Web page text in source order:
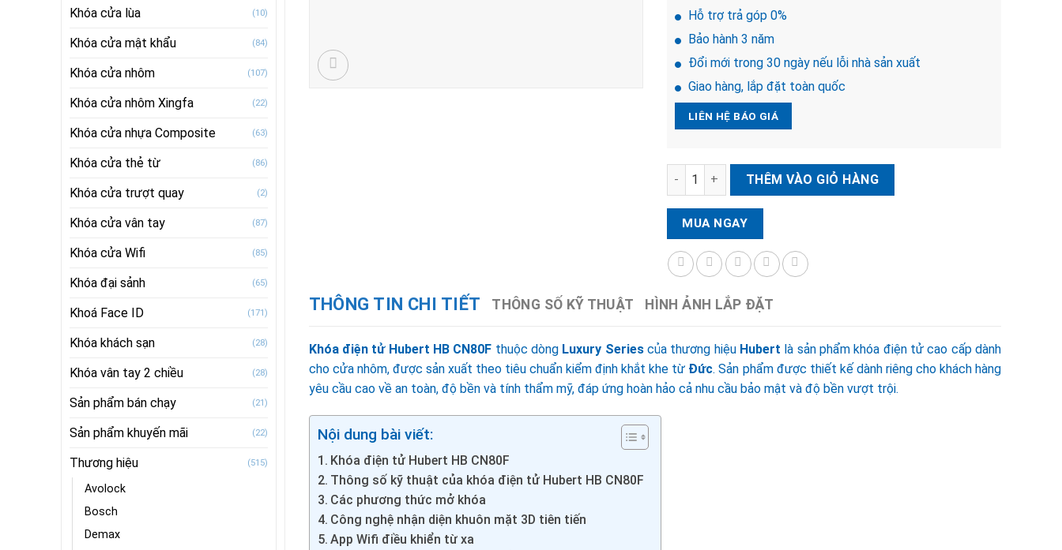
Khóa cửa lùa (10)
Khóa cửa mật khẩu (84)
Khóa cửa nhôm (107)
Khóa cửa nhôm Xingfa (22)
Khóa cửa nhựa Composite (63)
Khóa cửa thẻ từ (86)
Khóa cửa trượt quay (2)
Khóa cửa vân tay (87)
Khóa cửa Wifi (85)
Khóa đại sảnh (65)
Khoá Face ID (171)
Khóa khách sạn (28)
Khóa vân tay 2 chiều (28)
Sản phẩm bán chạy (21)
Sản phẩm khuyến mãi (22)
Thương hiệu (515)
Avolock
Bosch
Demax
Hỗ trợ trả góp 0%
Bảo hành 3 năm
Đổi mới trong 30 ngày nếu lỗi nhà sản xuất
Giao hàng, lắp đặt toàn quốc
LIÊN HỆ BÁO GIÁ
Khóa điện tử Hubert HB CN80F số lượng
THÊM VÀO GIỎ HÀNG
MUA NGAY
THÔNG TIN CHI TIẾT THÔNG SỐ KỸ THUẬT HÌNH ẢNH LẮP ĐẶT
Khóa điện tử Hubert HB CN80F thuộc dòng Luxury Seriescủa thương hiệu Hubert là sản phẩm khóa điện tử cao cấp dành
cho cửa nhôm, được sản xuất theo tiêu chuẩn kiểm định khắt khe từ Đức. Sản phẩm được thiết kế dành riêng cho khách hàng
yêu cầu cao về an toàn, độ bền và tính thẩm mỹ, đáp ứng hoàn hảo cả nhu cầu bảo mật và độ bền vượt trội.
Nội dung bài viết:
Khóa điện tử Hubert HB CN80F
Thông số kỹ thuật của khóa điện tử Hubert HB CN80F
Các phương thức mở khóa
Công nghệ nhận diện khuôn mặt 3D tiên tiến
App Wifi điều khiển từ xa